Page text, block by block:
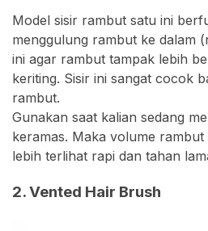
Model sisir rambut satu ini
menggulung rambut ke dalam
ini agar rambut tampak lebih
keriting. Sisir ini sangat cocok
rambut.
Gunakan saat kalian sedang
keramas. Maka volume
lebih terlihat rapi dan tahan
2. Vented Hair Brush